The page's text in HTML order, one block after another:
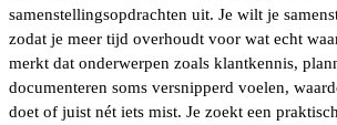
samenstellingsopdrachten uit. Je wilt je
zodat je meer tijd overhoudt voor wat echt
merkt dat onderwerpen zoals klantkennis,
documenteren soms versnipperd voelen,
doet of juist nét iets mist. Je zoekt een